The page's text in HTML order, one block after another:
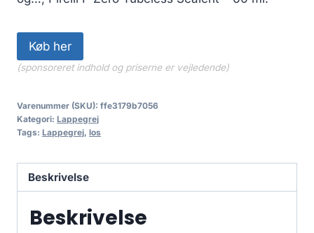
Køb her
(sponsoreret indhold og priserne er vejledende)
Varenummer (SKU): ffe3179b7056
Kategori: Lappegrej
Tags: Lappegrej, los
Beskrivelse
Beskrivelse